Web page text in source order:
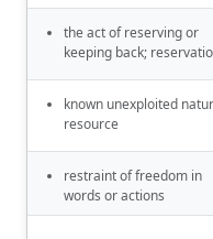
the act of reserving or
keeping back;
known unexploited
resource
restraint of freedom in
words or actions